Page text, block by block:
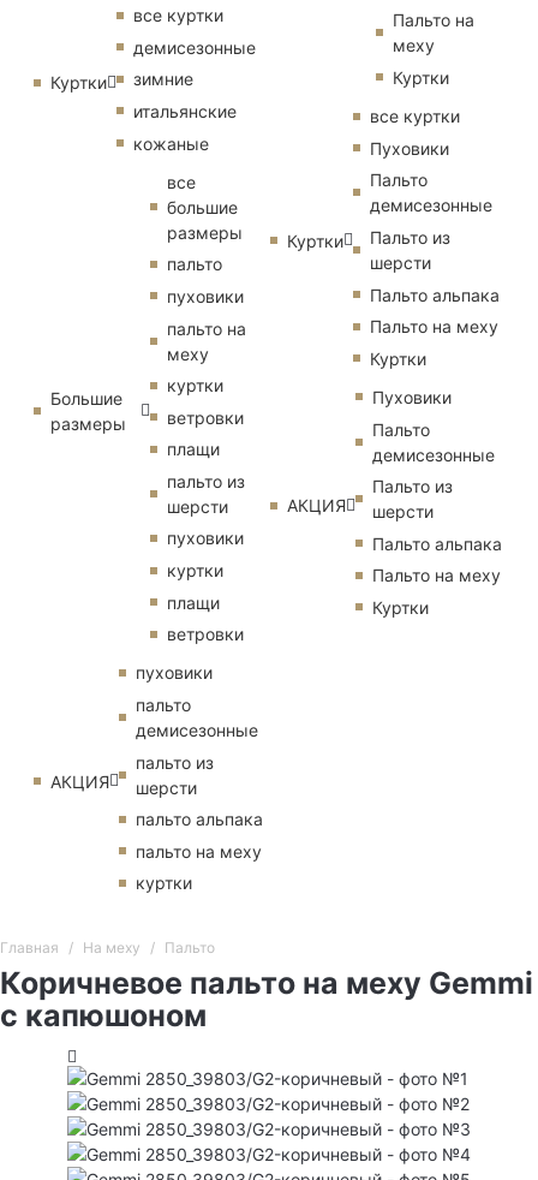
Куртки
все куртки
демисезонные
зимние
итальянские
кожаные
Большие
размеры
все
большие
размеры
пальто
пуховики
пальто на
меху
куртки
ветровки
плащи
пальто из
шерсти
пуховики
куртки
плащи
ветровки
АКЦИЯ
пуховики
пальто
демисезонные
пальто из
шерсти
пальто альпака
пальто на меху
куртки
Пальто на
меху
Куртки
Куртки
все куртки
Пуховики
Пальто
демисезонные
Пальто из
шерсти
Пальто альпака
Пальто на меху
Куртки
АКЦИЯ
Пуховики
Пальто
демисезонные
Пальто из
шерсти
Пальто альпака
Пальто на меху
Куртки
Главная На меху Пальто
Коричневое пальто на меху Gemmi
с капюшоном